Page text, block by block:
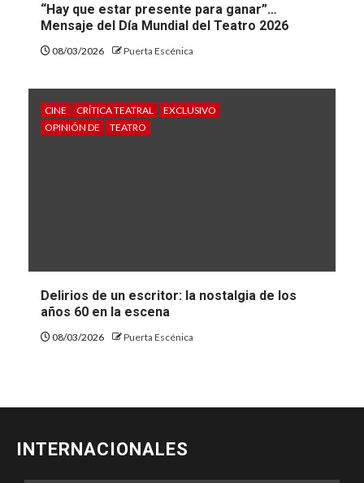
“Hay que estar presente para ganar”…
Mensaje del Día Mundial del Teatro 2026
08/03/2026 Puerta Escénica
CINE CRÍTICA TEATRAL
EXCLUSIVO
OPINIÓN DE
TEATRO
Delirios de un escritor: la nostalgia de los
años 60 en la escena
08/03/2026 Puerta Escénica
INTERNACIONALES